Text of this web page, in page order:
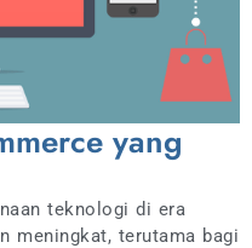
yang
teknologi di era
meningkat, terutama bagi